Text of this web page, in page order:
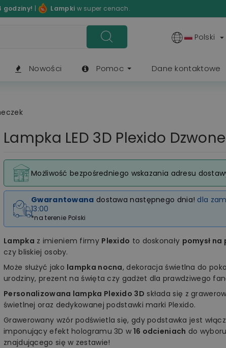
godziny! | Lampki w super cenach.
Polski 
Nowości Pomoc Dane kontaktowe
Lampka LED 3D Plexido
Możliwość bezpośredniego wskazania adresu
Gwarantowana dostawa następnego dnia! dla
13:00
*na terenie Polski
Lampka z imieniem firmy Plexido to doskonały pomysł
czy bliskiej osoby.
Może służyć jako lampka nocna, dekoracja świetlna do
urodziny, prezent na święta czy gadżet dla prawdziwego
Personalizowana lampka Plexido 3D składa się z
świetlnej oraz dedykowanej podstawki marki Plexido.
Grawerowany wzór podświetla się, gdy podstawka jest
imponujący efekt hologramu 3D w 16 odcieniach do
znajdującego się w zestawie!